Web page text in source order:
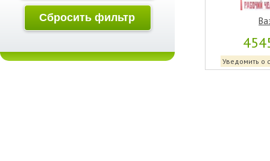
Сбросить фильтр
Уведомить о